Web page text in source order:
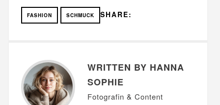
FASHION SCHMUCK SHARE:
WRITTEN BY HANNA
SOPHIE
Fotografin & Content